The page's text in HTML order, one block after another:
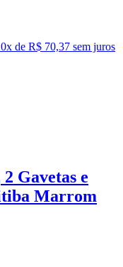
x de R$ 70,37 sem juros
Gavetas e
Marrom